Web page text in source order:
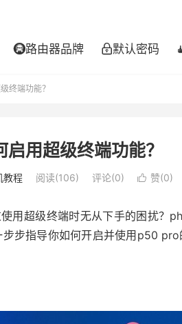
路由器品牌 默认密码
终端功能？
用超级终端功能？
教程 阅读(106) 评论(0)  赞(0)
用超级终端时无从下手的困扰？
步指导你如何开启并使用p50